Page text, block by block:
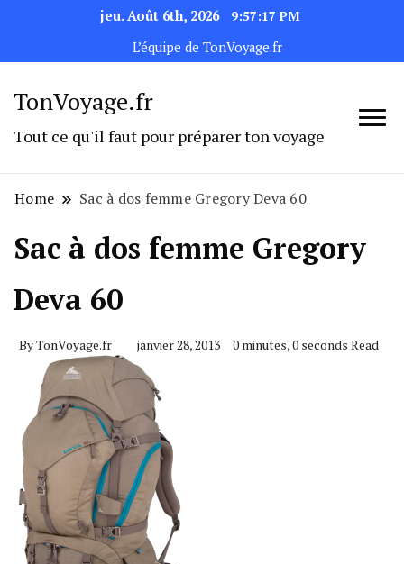
jeu. Août 6th, 2026
9:57:17 PM
L’équipe de TonVoyage.fr
TonVoyage.fr
Tout ce qu'il faut pour préparer ton voyage
Home Sac à dos femme Gregory Deva 60
Sac à dos femme Gregory
Deva 60
ByTonVoyage.fr janvier 28, 2013 0 minutes, 0 seconds Read